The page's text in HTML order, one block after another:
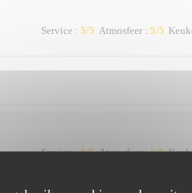
Service : 5/5 Atmosfeer: 5/5
Service: 5/5 Atmosfeer: 5/5